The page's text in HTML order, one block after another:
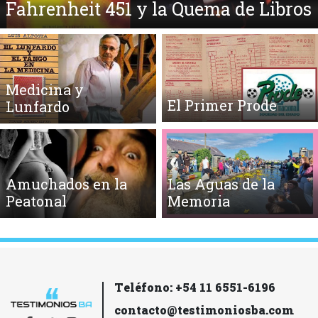
Fahrenheit 451 y la Quema de Libros
Medicina y
Lunfardo
El Primer Prode
Amuchados en la
Peatonal
Las Aguas de la
Memoria
Teléfono: +54 11 6551-6196
contacto@testimoniosba.com